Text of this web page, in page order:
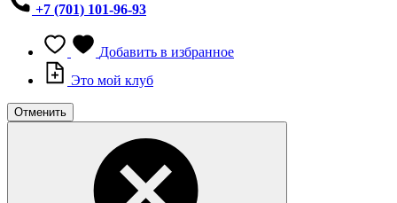
+7 (701) 101-96-93
Добавить в избранное
Это мой клуб
Отменить